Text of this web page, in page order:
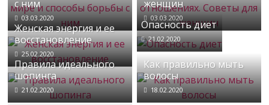
с ним
03.03.2020
женщин
03.03.2020
Женская энергия и ее
восстановление
25.02.2020
Опасность диет
21.02.2020
Правила идеального
шопинга
21.02.2020
Как правильно мыть
волосы
18.02.2020